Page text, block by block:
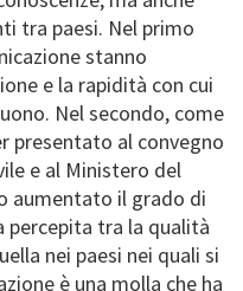
tra paesi. Nel primo
stanno
e la rapidità con cui
Nel secondo, come
presentato al convegno
e al Ministero del
aumentato il grado di
percepita tra la qualità
nei paesi nei quali si
è una molla che ha